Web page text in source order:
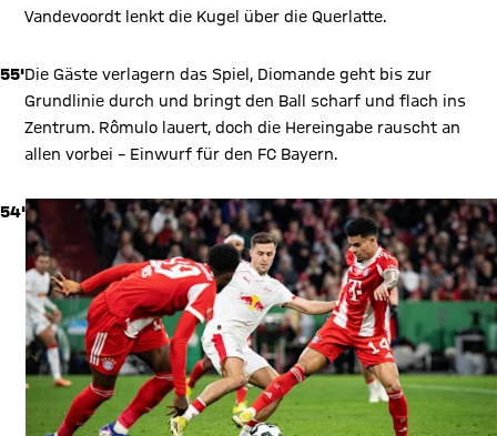
Vandevoordt lenkt die Kugel über die Querlatte.
55'Die Gäste verlagern das Spiel, Diomande geht bis zur
Grundlinie durch und bringt den Ball scharf und flach ins
Zentrum. Rômulo lauert, doch die Hereingabe rauscht an
allen vorbei – Einwurf für den FC Bayern.
54'